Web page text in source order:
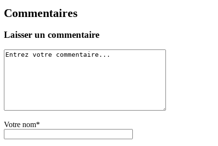
Commentaires
Laisser un commentaire
Votre nom*